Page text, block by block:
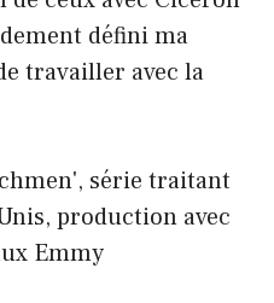
défini ma
travailler avec la
série traitant
production avec
Emmy